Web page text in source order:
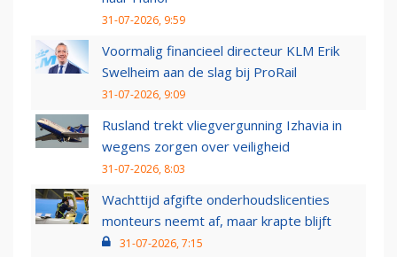
31-07-2026, 9:59
Voormalig financieel directeur KLM Erik
Swelheim aan de slag bij ProRail
31-07-2026, 9:09
Rusland trekt vliegvergunning Izhavia in
wegens zorgen over veiligheid
31-07-2026, 8:03
Wachttijd afgifte onderhoudslicenties
monteurs neemt af, maar krapte blijft
31-07-2026, 7:15